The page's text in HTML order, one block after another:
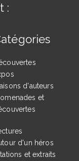
:
d'auteurs
et
d'un héros
et extraits